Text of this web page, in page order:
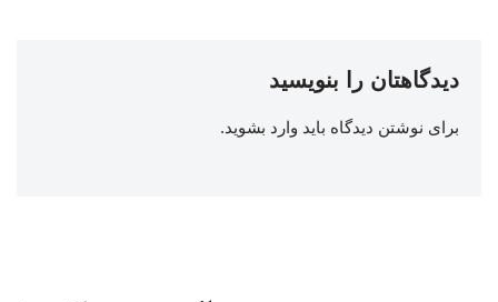
دیدگاهتان را بنویسید
برای نوشتن دیدگاه باید وارد بشوید.